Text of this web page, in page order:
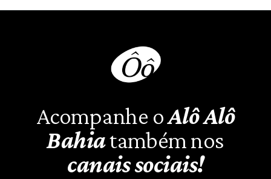
Acompanhe oAlô Alô
Bahiatambém nos
canais sociais!